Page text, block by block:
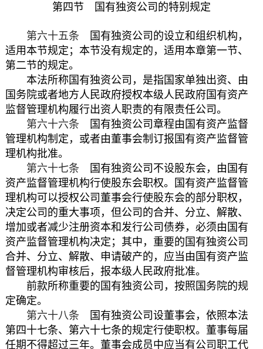
第四节 国有独资公司的特别规定
第六十五条 国有独资公司的设立和组织机构，
适用本节规定；本节没有规定的，适用本章第一节、
第二节的规定。
本法所称国有独资公司，是指国家单独出资、由
国务院或者地方人民政府授权本级人民政府国有资产
监督管理机构履行出资人职责的有限责任公司。
第六十六条 国有独资公司章程由国有资产监督
管理机构制定，或者由董事会制订报国有资产监督管
理机构批准。
第六十七条 国有独资公司不设股东会，由国有
资产监督管理机构行使股东会职权。国有资产监督管
理机构可以授权公司董事会行使股东会的部分职权，
决定公司的重大事项，但公司的合并、分立、解散、
增加或者减少注册资本和发行公司债券，必须由国有
资产监督管理机构决定；其中，重要的国有独资公司
合并、分立、解散、申请破产的，应当由国有资产监
督管理机构审核后，报本级人民政府批准。
前款所称重要的国有独资公司，按照国务院的规
定确定。
第六十八条 国有独资公司设董事会，依照本法
第四十七条、第六十七条的规定行使职权。董事每届
任期不得超过三年。董事会成员中应当有公司职工代